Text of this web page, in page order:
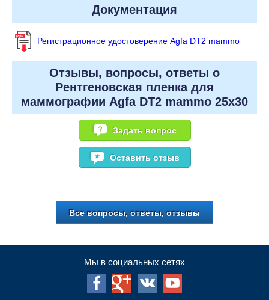
Документация
Регистрационное удостоверение Agfa DT2 mammo
Отзывы, вопросы, ответы о
Рентгеновская пленка для
маммографии Agfa DT2 mammo 25x30
Задать вопрос
Оставить отзыв
Все вопросы, ответы, отзывы
Мы в социальных сетях